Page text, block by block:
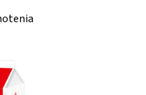
z 5 hviezdičiek.